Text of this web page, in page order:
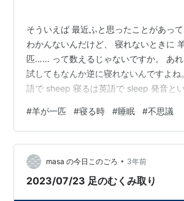
そういえば 最近ふと思ったことがあっ
わかんないんだけど、 寝れないときに
匹…… って数えるじゃないですか。 あれ
試してもなんか逆に寝れないんですよ
語で sheep 寝るは英語で sleep 発音と
three sheeps って数えた場合、 one
three sleeps とかに似て聞こえるから
る、 とかそういう話なのでしょうか？
ただの個人の感想です） たしかにそれな
#羊が一匹 #寝る時 #睡眠 #不思議
masa の今日このごろ • 3年前
2023/07/23 足のむくみ取り